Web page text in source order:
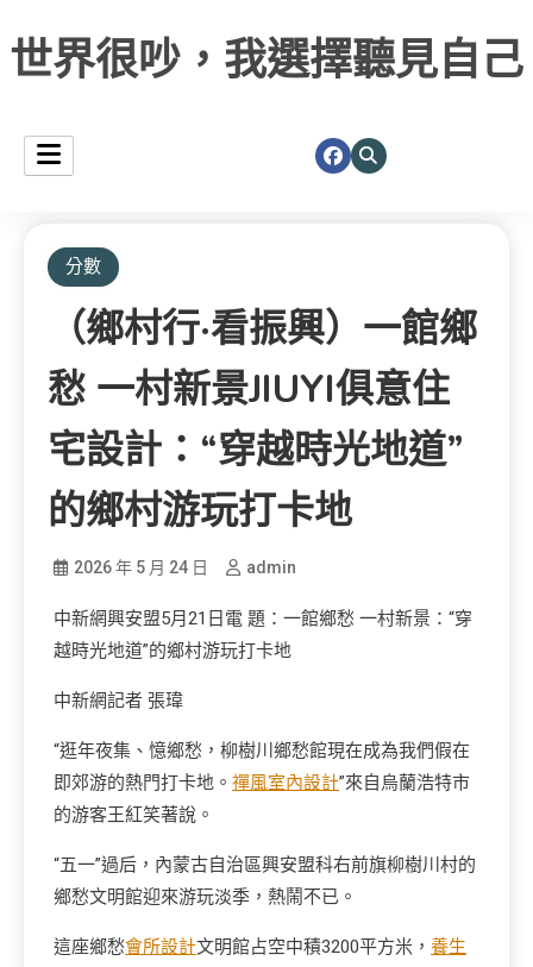
世界很吵，我選擇聽見自己
分數
（鄉村行·看振興）一館鄉
愁 一村新景JIUYI俱意住
宅設計：“穿越時光地道”
的鄉村游玩打卡地
2026 年 5 月 24 日 admin
中新網興安盟5月21日電 題：一館鄉愁 一村新景：“穿
越時光地道”的鄉村游玩打卡地
中新網記者 張瑋
“逛年夜集、憶鄉愁，柳樹川鄉愁館現在成為我們假在
即郊游的熱門打卡地。 禪風室內設計”來自烏蘭浩特市
的游客王紅笑著說。
“五一”過后，內蒙古自治區興安盟科右前旗柳樹川村的
鄉愁文明館迎來游玩淡季，熱鬧不已。
這座鄉愁會所設計文明館占空中積3200平方米， 養生